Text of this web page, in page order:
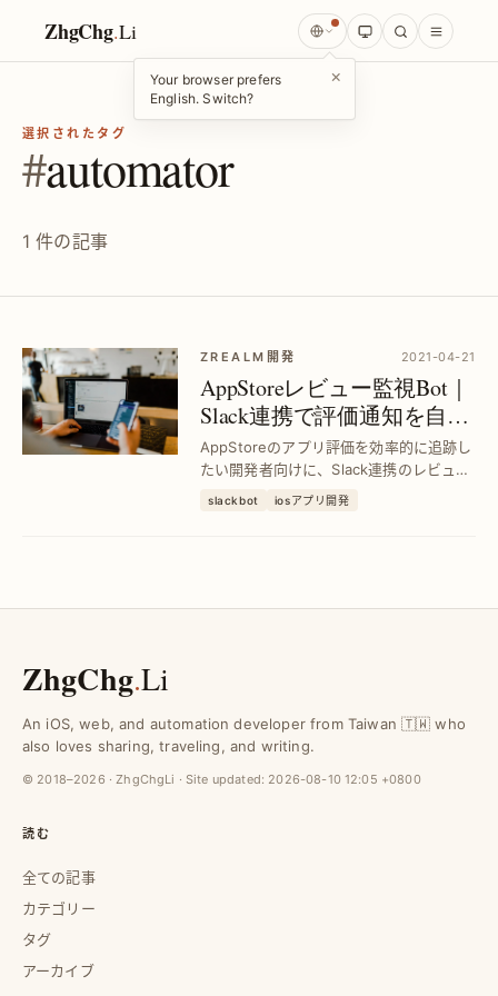
ZhgChg.Li
Your browser prefers
English. Switch?
×
選択されたタグ
#automator
1 件の記事
ZREALM開発 2021-04-21
AppStoreレビュー監視Bot｜
Slack連携で評価通知を自動
化
AppStoreのアプリ評価を効率的に追跡し
たい開発者向けに、Slack連携のレビュー
通知Botで評価変動を即時把握。手動確認
slackbot iosアプリ開発
ZhgChg.Li
An iOS, web, and automation developer from Taiwan 🇹🇼 who
also loves sharing, traveling, and writing.
© 2018–2026 · ZhgChgLi · Site updated: 2026-08-10 12:05 +0800
読む
全ての記事
カテゴリー
タグ
アーカイブ